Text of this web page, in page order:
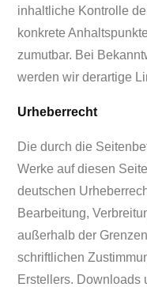
inhaltliche Kontrolle
konkrete
zumutbar. Bei
werden wir derartige
Urheberrecht
Die durch die
Werke auf diesen
deutschen
Bearbeitung,
außerhalb der
schriftlichen
Erstellers. Downloads